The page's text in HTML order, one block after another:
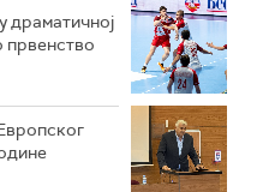
драматичној
првенство